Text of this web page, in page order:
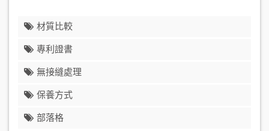
材質比較
專利證書
無接縫處理
保養方式
部落格